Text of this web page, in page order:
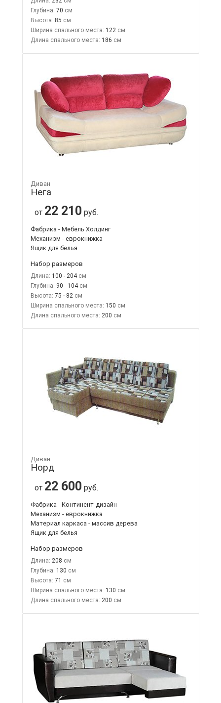
Глубина: 70
Высота: 85
Ширина спального места: 122
Длина спального места: 186
Диван
Нега
от 22 210 руб.
Фабрика - Мебель Холдинг
Механизм - еврокнижка
Ящик для белья
Набор размеров
Длина: 100 - 204
Глубина: 90 - 104
Высота: 75 - 82
Ширина спального места: 150
Длина спального места: 200
Диван
Норд
от 22 600 руб.
Фабрика - Континент-дизайн
Механизм - еврокнижка
Материал каркаса - массив дерева
Ящик для белья
Набор размеров
Длина: 208
Глубина: 130
Высота: 71
Ширина спального места: 130
Длина спального места: 200